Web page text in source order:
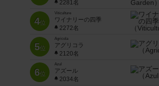
2281名
4位
Viticulture
ワイナリーの四季
2272名
5位
Agricola
アグリコラ
2120名
6位
Azul
アズール
2034名